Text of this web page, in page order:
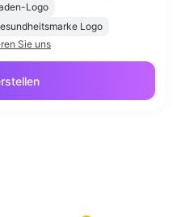
Logo
Logo
Sie uns